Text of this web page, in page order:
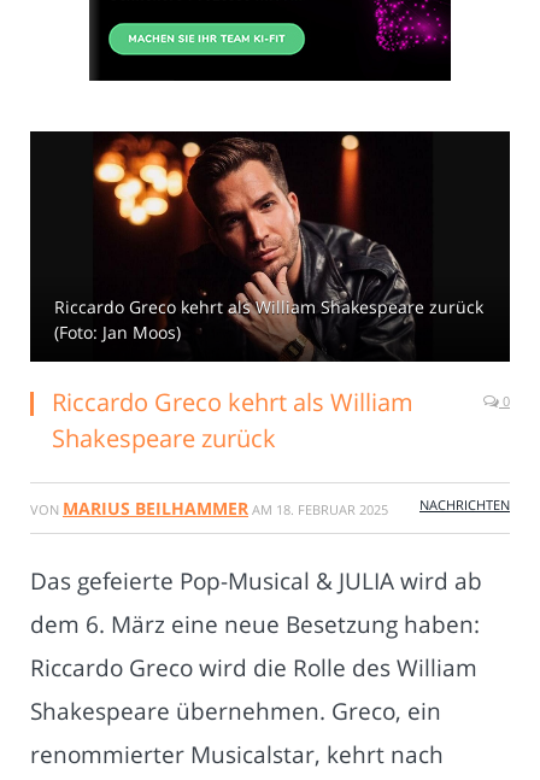
Riccardo Greco kehrt als William Shakespeare zurück
(Foto: Jan Moos)
Riccardo Greco kehrt als William
Shakespeare zurück
0
VON MARIUS BEILHAMMER AM 18. FEBRUAR 2025 NACHRICHTEN
Das gefeierte Pop-Musical & JULIA wird ab
dem 6. März eine neue Besetzung haben:
Riccardo Greco wird die Rolle des William
Shakespeare übernehmen. Greco, ein
renommierter Musicalstar, kehrt nach